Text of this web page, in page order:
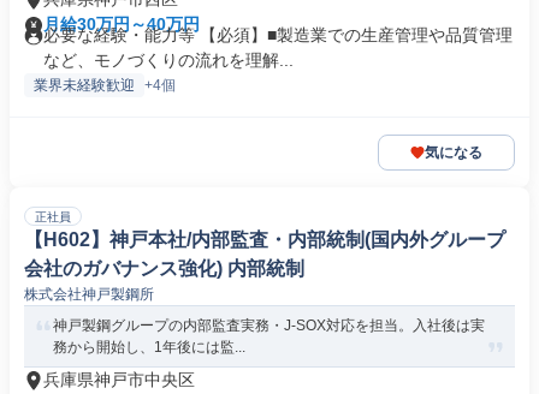
月給30万円～40万円
必要な経験・能力等 【必須】■製造業での生産管理や品質管理
など、モノづくりの流れを理解...
業界未経験歓迎 +4個
気になる
正社員
【H602】神戸本社/内部監査・内部統制(国内外グループ
会社のガバナンス強化) 内部統制
株式会社神戸製鋼所
神戸製鋼グループの内部監査実務・J-SOX対応を担当。入社後は実
務から開始し、1年後には監...
兵庫県神戸市中央区